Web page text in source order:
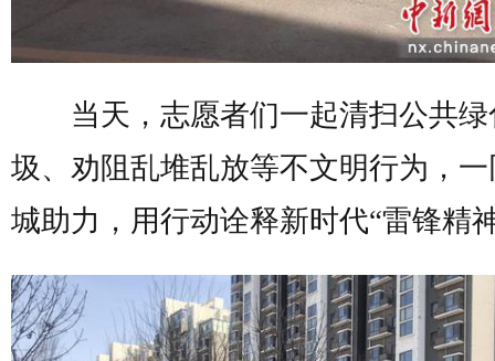
当天，志愿者们一起清扫公共绿
圾、劝阻乱堆乱放等不文明行为，
城助力，用行动诠释新时代“雷锋精